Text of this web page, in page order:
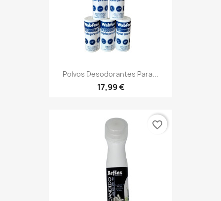
Polvos Desodorantes Para...
17,99 €
favorite_border